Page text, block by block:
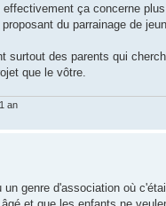
ça concerne
du parrainage de
des parents qui
que le vôtre.
an
genre d'association où